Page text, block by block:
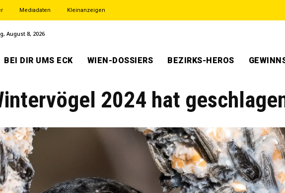
Mediadaten Kleinanzeigen
August 8, 2026
BEI DIR UMS ECK WIEN-DOSSIERS BEZIRKS-HEROS
2024 hat